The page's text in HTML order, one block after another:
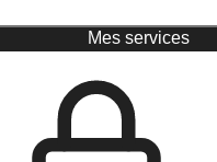
Mes services